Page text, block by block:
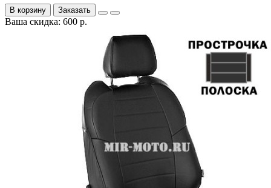
В корзину Заказать
Ваша скидка: 600 р.